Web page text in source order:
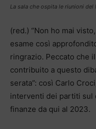
La sala che ospita le riunioni
(red.) “Non ho mai
esame così
ringrazio. Peccato che
contribuito a questo
serata”: così Carlo
interventi dei partiti sul
finanze da qui al 2023.